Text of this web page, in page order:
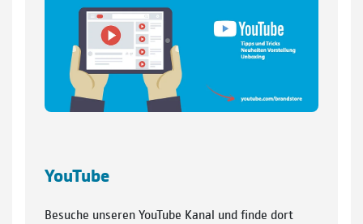
YouTube
Besuche unseren YouTube Kanal und finde dort